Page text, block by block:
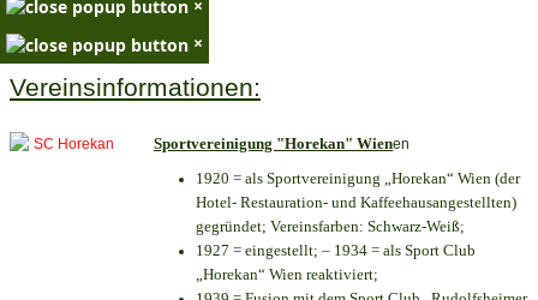
×
×
Vereinsinformationen:
Sportvereinigung "Horekan" Wienen
1920 = als Sportvereinigung „Horekan“ Wien (der
Hotel- Restauration- und Kaffeehausangestellten)
gegründet; Vereinsfarben: Schwarz-Weiß;
1927 = eingestellt; – 1934 = als Sport Club
„Horekan“ Wien reaktiviert;